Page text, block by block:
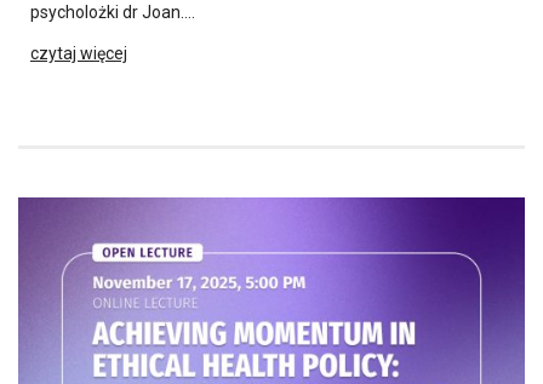
psycholożki dr Joan….
czytaj więcej